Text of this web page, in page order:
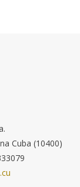
Cuba (10400)